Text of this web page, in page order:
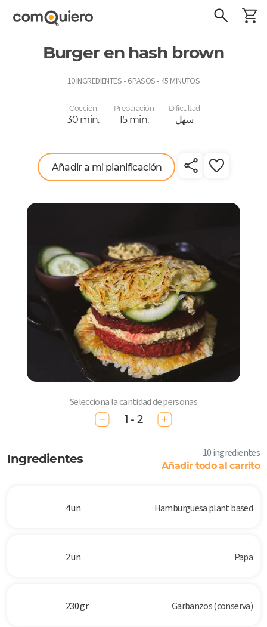
Burger en hash brown
10 INGREDIENTES • 6 PASOS • 45 MINUTOS
Cocción
30 min.
Preparación
15 min.
Dificultad
سهل
Añadir a mi planificación
Selecciona la cantidad de personas
1 - 2
Ingredientes 10 ingredientes
Añadir todo al carrito
4 un Hamburguesa plant based
2 un Papa
230 gr Garbanzos (conserva)